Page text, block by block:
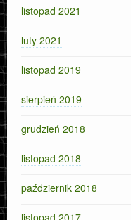
listopad 2021
luty 2021
listopad 2019
sierpień 2019
grudzień 2018
listopad 2018
październik 2018
listopad 2017